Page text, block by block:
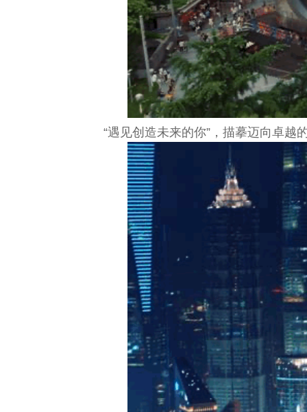
“遇见创造未来的你”，描摹迈向卓越